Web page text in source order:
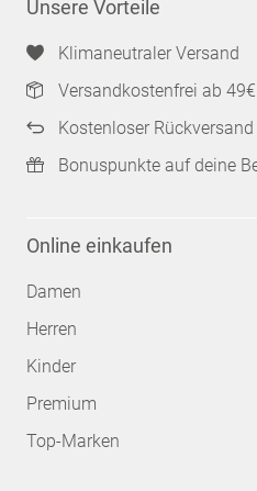
Unsere Vorteile
Klimaneutraler Versand
Versandkostenfrei ab
Kostenloser Rückversand
Bonuspunkte auf deine
Online einkaufen
Damen
Herren
Kinder
Premium
Top-Marken